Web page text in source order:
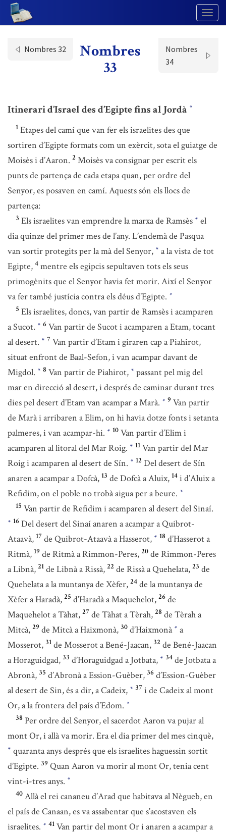
Nombres 32
Nombres
33
Nombres
34
Itinerari d’Israel des d’Egipte fins al Jordà *
1 Etapes del camí que van fer els israelites des que
sortiren d’Egipte formats com un exèrcit, sota el guiatge de
Moisès i d’Aaron. 2 Moisès va consignar per escrit els
punts de partença de cada etapa quan, per ordre del
Senyor, es posaven en camí. Aquests són els llocs de
partença:
3 Els israelites van emprendre la marxa de Ramsès * el
dia quinze del primer mes de l’any. L’endemà de Pasqua
van sortir protegits per la mà del Senyor, * a la vista de tot
Egipte, 4 mentre els egipcis sepultaven tots els seus
primogènits que el Senyor havia fet morir. Així el Senyor
va fer també justícia contra els déus d’Egipte. *
5 Els israelites, doncs, van partir de Ramsès i acamparen
a Sucot. * 6 Van partir de Sucot i acamparen a Etam, tocant
al desert. * 7 Van partir d’Etam i giraren cap a Piahirot,
situat enfront de Baal-Sefon, i van acampar davant de
Migdol. * 8 Van partir de Piahirot, * passant pel mig del
mar en direcció al desert, i després de caminar durant tres
dies pel desert d’Etam van acampar a Marà. * 9 Van partir
de Marà i arribaren a Elim, on hi havia dotze fonts i setanta
palmeres, i van acampar-hi. * 10 Van partir d’Elim i
acamparen al litoral del Mar Roig. * 11 Van partir del Mar
Roig i acamparen al desert de Sín. * 12 Del desert de Sín
anaren a acampar a Dofcà, 13 de Dofcà a Aluix, 14 i d’Aluix a
Refidim, on el poble no trobà aigua per a beure. *
15 Van partir de Refidim i acamparen al desert del Sinaí.
* 16 Del desert del Sinaí anaren a acampar a Quibrot-
Ataavà, 17 de Quibrot-Ataavà a Hasserot, * 18 d’Hasserot a
Ritmà, 19 de Ritmà a Rimmon-Peres, 20 de Rimmon-Peres
a Libnà, 21 de Libnà a Rissà, 22 de Rissà a Quehelata, 23 de
Quehelata a la muntanya de Xèfer, 24 de la muntanya de
Xèfer a Haradà, 25 d’Haradà a Maquehelot, 26 de
Maquehelot a Tàhat, 27 de Tàhat a Tèrah, 28 de Tèrah a
Mitcà, 29 de Mitcà a Haixmonà, 30 d’Haixmonà * a
Mosserot, 31 de Mosserot a Bené-Jaacan, 32 de Bené-Jaacan
a Horaguidgad, 33 d’Horaguidgad a Jotbata, * 34 de Jotbata a
Abronà, 35 d’Abronà a Ession-Guèber, 36 d’Ession-Guèber
al desert de Sin, és a dir, a Cadeix, * 37 i de Cadeix al mont
Or, a la frontera del país d’Edom. *
38 Per ordre del Senyor, el sacerdot Aaron va pujar al
mont Or, i allà va morir. Era el dia primer del mes cinquè,
* quaranta anys després que els israelites haguessin sortit
d’Egipte. 39 Quan Aaron va morir al mont Or, tenia cent
vint-i-tres anys. *
40 Allà el rei cananeu d’Arad que habitava al Nègueb, en
el país de Canaan, es va assabentar que s’acostaven els
israelites. * 41 Van partir del mont Or i anaren a acampar a